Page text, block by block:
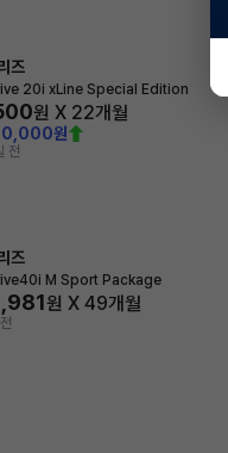
즈
20i xLine Special Edition
원 X 22개월
원
전
즈
M Sport Package
원 X 49개월